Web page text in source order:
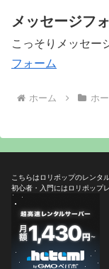
メッセージフ
こっそりメッセー
フォーム
ホーム ホ
こちらはロリポップのレンタ
初心者・入門にはロリポップ